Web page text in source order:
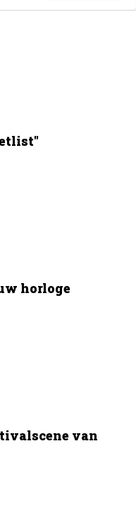
horloge
van